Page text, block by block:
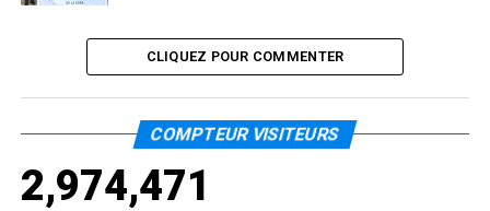
CLIQUEZ POUR COMMENTER
COMPTEUR VISITEURS
2,974,471